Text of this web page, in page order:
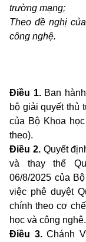
trường mạng;
Theo đề nghị
công nghệ.
Điều 1. Ban
bộ giải quyết thủ
của Bộ Khoa
theo).
Điều 2. Quyết
và thay thế
06/8/2025 của
việc phê duyệt
chính theo cơ
học và công nghệ.
Điều 3. Chánh